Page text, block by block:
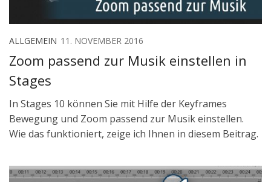
ALLGEMEIN 11. NOVEMBER 2016
Zoom passend zur Musik einstellen in
Stages
In Stages 10 können Sie mit Hilfe der Keyframes
Bewegung und Zoom passend zur Musik einstellen.
Wie das funktioniert, zeige ich Ihnen in diesem Beitrag.